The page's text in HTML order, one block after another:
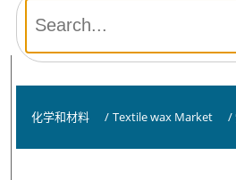
化学和材料 / Textile wax Market /